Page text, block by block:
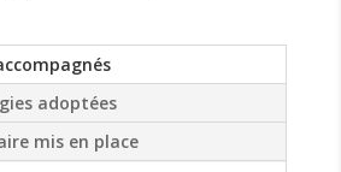
adoptées
mis en place